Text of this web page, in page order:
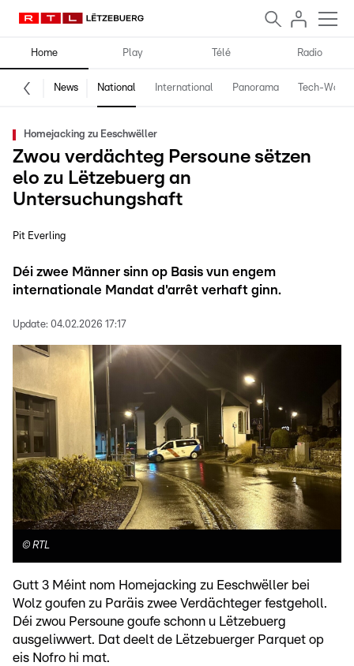
Home Play Télé Radio
News National International Panorama Tech-World
Homejacking zu Eeschwëller
Zwou verdächteg Persoune sëtzen
elo zu Lëtzebuerg an
Untersuchungshaft
Pit Everling
Déi zwee Männer sinn op Basis vun engem
internationale Mandat d'arrêt verhaft ginn.
Update: 04.02.2026 17:17
© RTL
Gutt 3 Méint nom Homejacking zu Eeschwëller bei
Wolz goufen zu Paräis zwee Verdächteger festgeholl.
Déi zwou Persoune goufe schonn u Lëtzebuerg
ausgeliwwert. Dat deelt de Lëtzebuerger Parquet op
eis Nofro hi mat.